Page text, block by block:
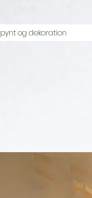
pynt og dekoration